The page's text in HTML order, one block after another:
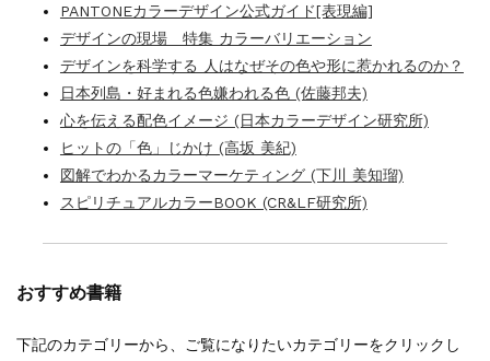
PANTONEカラーデザイン公式ガイド[表現編]
デザインの現場 特集 カラーバリエーション
デザインを科学する 人はなぜその色や形に惹かれるのか？
日本列島・好まれる色嫌われる色 (佐藤邦夫)
心を伝える配色イメージ (日本カラーデザイン研究所)
ヒットの「色」じかけ (高坂 美紀)
図解でわかるカラーマーケティング (下川 美知瑠)
スピリチュアルカラーBOOK (CR&LF研究所)
おすすめ書籍
下記のカテゴリーから、ご覧になりたいカテゴリーをクリックし